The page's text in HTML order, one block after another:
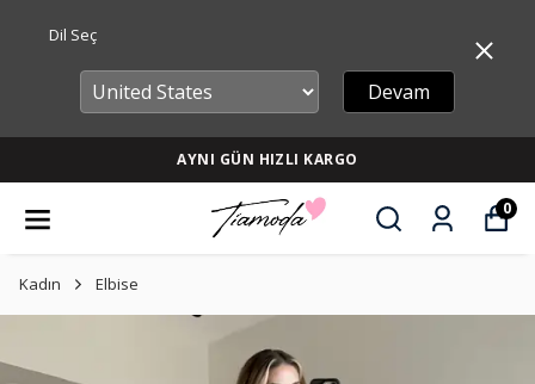
Dil Seç
Devam
AYNI GÜN HIZLI KARGO
0
Kadın Elbise